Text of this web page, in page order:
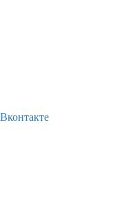
Вконтакте